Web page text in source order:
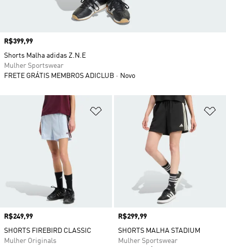
Adicionar à Lista de Desejos
Preço
R$249,99
SHORTS FIREBIRD CLASSIC
Mulher Originals
Preço
R$299,99
SHORTS MALHA STADIUM
Mulher Sportswear
Preço
R$399,99
Shorts Malha adidas Z.N.E
Mulher Sportswear
FRETE GRÁTIS MEMBROS ADICLUB
Novo